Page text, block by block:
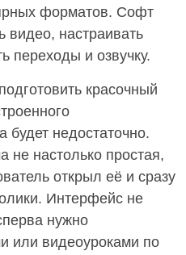
форматов. Софт
видео, настраивать
переходы и озвучку.
красочный
будет недостаточно.
не настолько простая,
открыл её и сразу
Интерфейс не
нужно
или видеоуроками по